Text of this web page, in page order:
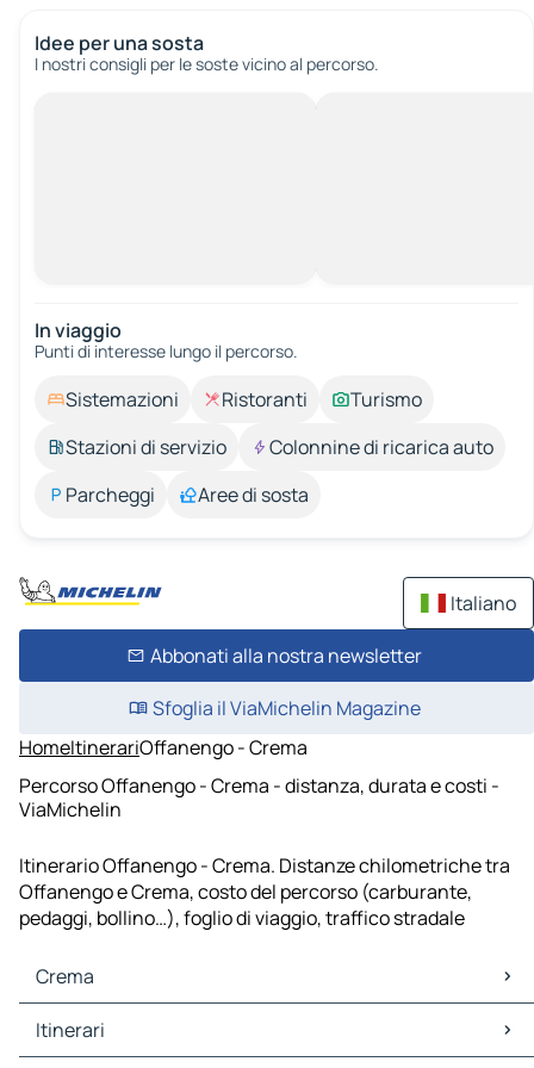
Idee per una sosta
I nostri consigli per le soste vicino al percorso.
In viaggio
Punti di interesse lungo il percorso.
Sistemazioni Ristoranti
Turismo
Stazioni di servizio
Colonnine di ricarica auto
Parcheggi
Aree di sosta
Italiano
Abbonati alla nostra newsletter
Sfoglia il ViaMichelin Magazine
HomeItinerariOffanengo - Crema
Percorso Offanengo - Crema - distanza, durata e costi -
ViaMichelin
Itinerario Offanengo - Crema. Distanze chilometriche tra
Offanengo e Crema, costo del percorso (carburante,
pedaggi, bollino…), foglio di viaggio, traffico stradale
Crema
Crema Mappe Piantine
Crema Traffico
Itinerari